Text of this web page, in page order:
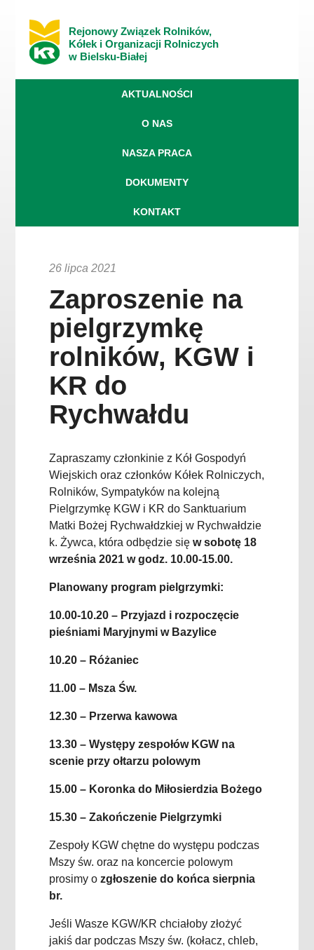
Rejonowy Związek Rolników,
Kółek i Organizacji Rolniczych
w Bielsku-Białej
AKTUALNOŚCI
O NAS
NASZA PRACA
DOKUMENTY
KONTAKT
26 lipca 2021
Zaproszenie na
pielgrzymkę
rolników, KGW i
KR do
Rychwałdu
Zapraszamy członkinie z Kół Gospodyń
Wiejskich oraz członków Kółek Rolniczych,
Rolników, Sympatyków na kolejną
Pielgrzymkę KGW i KR do Sanktuarium
Matki Bożej Rychwałdzkiej w Rychwałdzie
k. Żywca, która odbędzie sięw sobotę 18
września 2021 w godz. 10.00-15.00.
Planowany program pielgrzymki:
10.00-10.20 – Przyjazd i rozpoczęcie
pieśniami Maryjnymi w Bazylice
10.20 – Różaniec
11.00 – Msza Św.
12.30 – Przerwa kawowa
13.30 – Występy zespołów KGW na
scenie przy ołtarzu polowym
15.00 – Koronka do Miłosierdzia Bożego
15.30 – Zakończenie Pielgrzymki
Zespoły KGW chętne do występu podczas
Mszy św. oraz na koncercie polowym
prosimy ozgłoszenie do końca sierpnia
br.
Jeśli Wasze KGW/KR chciałoby złożyć
jakiś dar podczas Mszy św. (kołacz, chleb,